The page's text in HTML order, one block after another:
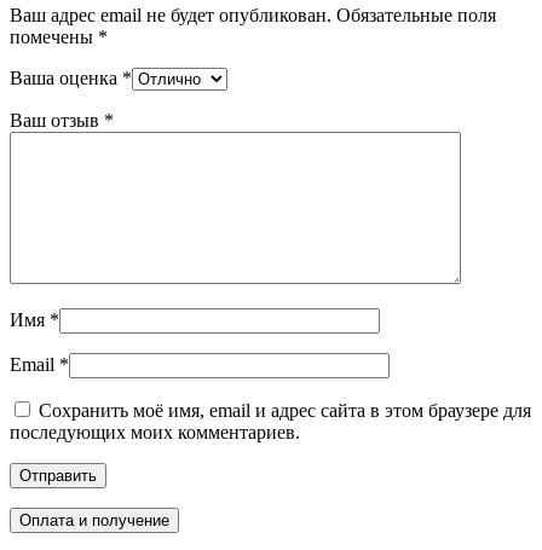
Ваш адрес email не будет опубликован. Обязательные поля
помечены *
Ваша оценка *
Ваш отзыв *
Имя *
Email *
Сохранить моё имя, email и адрес сайта в этом браузере для
последующих моих комментариев.
Оплата и получение